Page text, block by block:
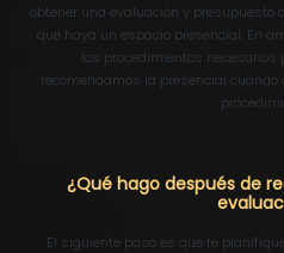
obtener una evaluación y presupuesto
que haya un espacio presencial. En
los procedimientos necesarios
recomendamos la presencial
¿Qué hago después de
El siguiente paso es que te